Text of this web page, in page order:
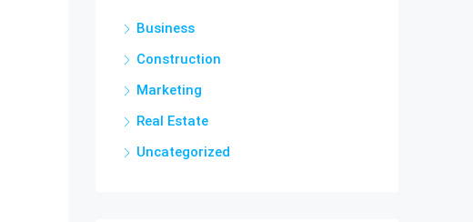
Business
Construction
Marketing
Real Estate
Uncategorized